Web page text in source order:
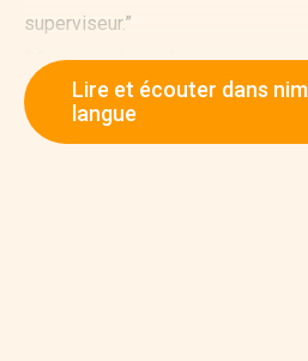
superviseur.”
“ C’est un plaisir de vous
nerveusement Georges. « J’ai
une entreprise technologique de
Lire et écouter dans
langue